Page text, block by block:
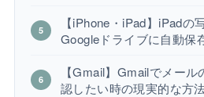
【iPhone・iPad】iPadの
Googleドライブに自動保
【Gmail】Gmailでメー
認したい時の現実的な方